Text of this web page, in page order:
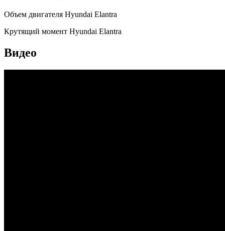
Объем двигателя Hyundai Elantra
Крутящий момент Hyundai Elantra
Видео